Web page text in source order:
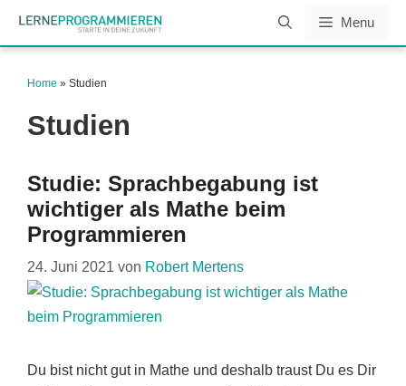
Menu
Home » Studien
Studien
Studie: Sprachbegabung ist
wichtiger als Mathe beim
Programmieren
24. Juni 2021 von Robert Mertens
Du bist nicht gut in Mathe und deshalb traust Du es Dir